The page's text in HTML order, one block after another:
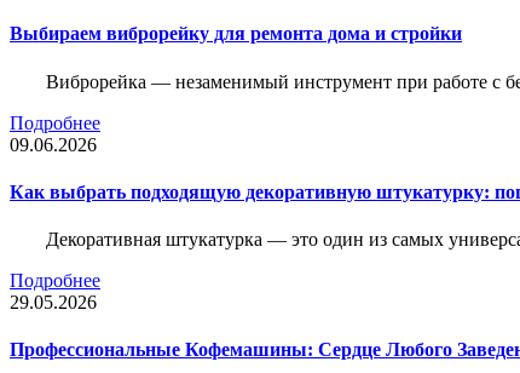
Выбираем виброрейку для ремонта дома и стройки
Виброрейка — незаменимый инструмент при работе с
Подробнее
09.06.2026
Как выбрать подходящую декоративную штукатурку:
Декоративная штукатурка — это один из самых
Подробнее
29.05.2026
Профессиональные Кофемашины: Сердце Любого